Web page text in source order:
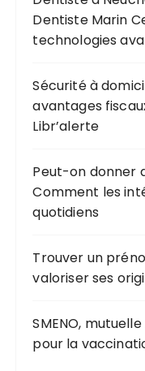
p
o
:
Dentiste Marin
technologies
Sécurité à
avantages
Libr’alerte
Peut-on donner
Comment les
quotidiens
Trouver un
valoriser ses
SMENO,
pour la